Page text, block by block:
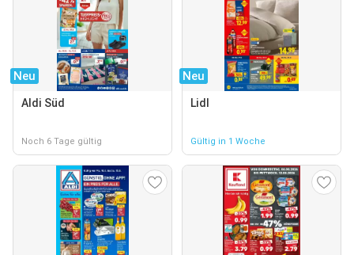
Neu
Aldi Süd
Noch 6 Tage gültig
Neu
Lidl
Gültig in 1 Woche